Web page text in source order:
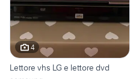
4
Lettore vhs LG e lettore dvd